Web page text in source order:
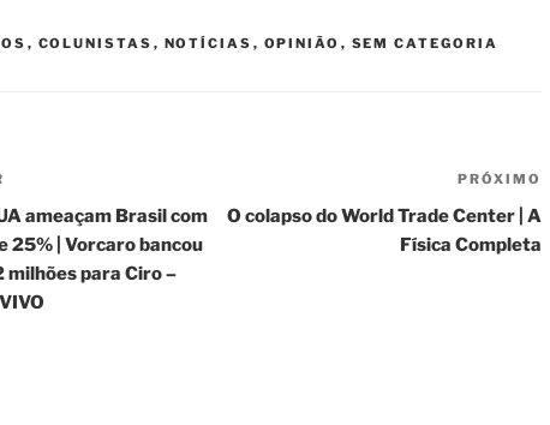
, COLUNISTAS , NOTÍCIAS , OPINIÃO , SEM CATEGORIA
ameaçam Brasil com
25% | Vorcaro bancou
milhões para Ciro –
PRÓXIMO
O colapso do World Trade Center | A
Física Completa